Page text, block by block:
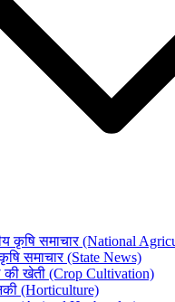
कृषि समाचार (National
समाचार (State News)
खेती (Crop Cultivation)
(Horticulture)